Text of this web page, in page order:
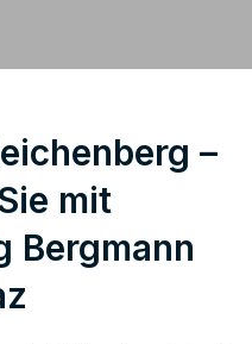
–
mit
Bergmann